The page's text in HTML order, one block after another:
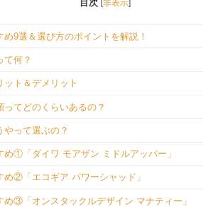
目次 [非表示]
9選＆選び方のポイントを解説！
て何？
ット＆デメリット
てどのくらいあるの？
やって選ぶの？
め①「ダイワ モアザン ミドルアッパー」
め②「エコギア パワーシャッド」
め③「オンスタックルデザイン マナティー」